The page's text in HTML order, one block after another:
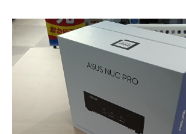
店舗紹介
デジタルドックブログ